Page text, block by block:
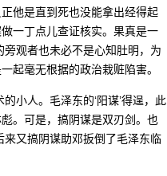
他是直到死也没能拿出经得起
一丁点儿查证核实。果真是一
观者也未必不是心知肚明，为
起毫无根据的政治栽赃陷害。
小人。毛泽东的‘阳谋’得逞，此
。可是，搞阴谋是双刃剑。也
又搞阴谋助邓扳倒了毛泽东临